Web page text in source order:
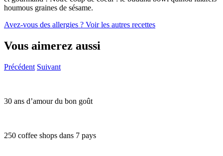
houmous graines de sésame.
Avez-vous des allergies ? Voir les autres recettes
Vous aimerez aussi
Précédent Suivant
30 ans d’amour du bon goût
250 coffee shops dans 7 pays